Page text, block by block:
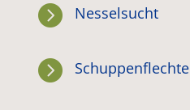
 Nesselsucht
 Schuppenflechte